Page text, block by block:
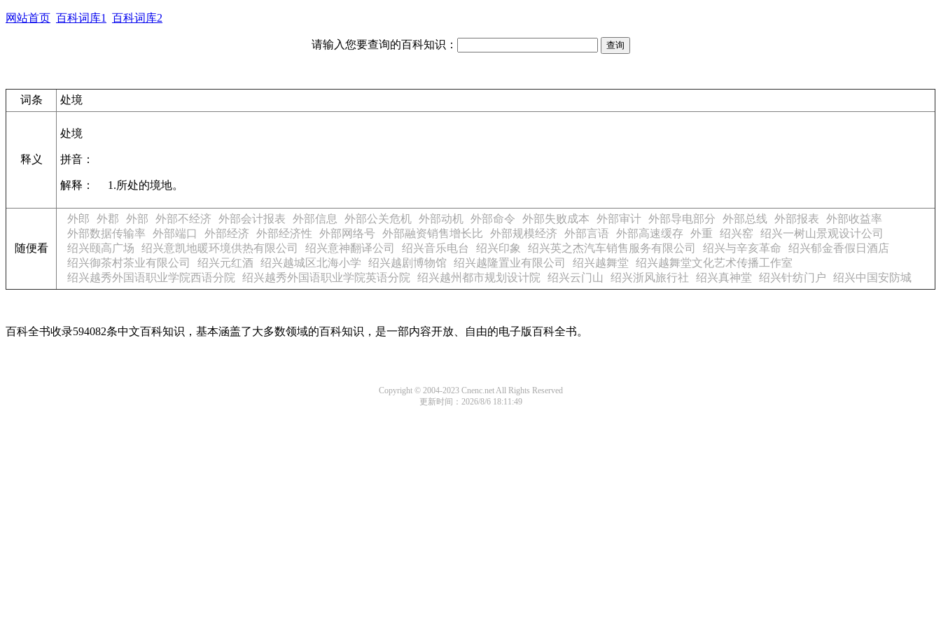
网站首页 百科词库1 百科词库2
请输入您要查询的百科知识：
词条 处境
释义
处境
拼音：
解释： 1.所处的境地。
随便看
外郎 外郡 外部 外部不经济 外部会计报表 外部信息 外部公关危机 外部动机 外部命令 外部失败成本 外部审计 外部导电部分 外部总线 外部报表
外部收益率
外部数据传输率
外部端口 外部经济 外部经济性 外部网络号 外部融资销售增长比 外部规模经济 外部言语 外部高速缓存 外重 绍兴窑
绍兴一树山景观设计公司
绍兴颐高广场
绍兴意凯地暖环境供热有限公司 绍兴意神翻译公司 绍兴音乐电台 绍兴印象 绍兴英之杰汽车销售服务有限公司 绍兴与辛亥革命
绍兴郁金香假日酒店
绍兴御茶村茶业有限公司
绍兴元红酒 绍兴越城区北海小学 绍兴越剧博物馆 绍兴越隆置业有限公司 绍兴越舞堂
绍兴越舞堂文化艺术传播工作室
绍兴越秀外国语职业学院西语分院
绍兴越秀外国语职业学院英语分院 绍兴越州都市规划设计院 绍兴云门山 绍兴浙风旅行社 绍兴真神堂 绍兴针纺门户 绍兴中国安防城
百科全书收录594082条中文百科知识，基本涵盖了大多数领域的百科知识，是一部内容开放、自由的电子版百科全书。
Copyright © 2004-2023 Cnenc.net All Rights Reserved
更新时间：2026/8/6 18:11:49